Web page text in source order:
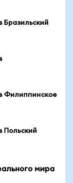
Бразильский
Филиппинское
Польский
мира